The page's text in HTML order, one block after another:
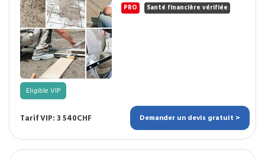
PRO Santé financière vérifiée
Eligible VIP
Tarif VIP: 3 540CHF Demander un devis gratuit >